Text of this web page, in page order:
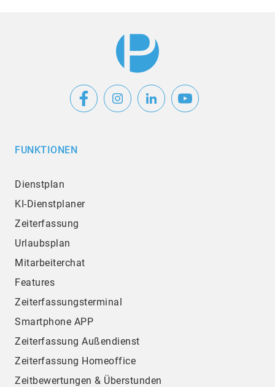
FUNKTIONEN
Dienstplan
KI-Dienstplaner
Zeiterfassung
Urlaubsplan
Mitarbeiterchat
Features
Zeiterfassungsterminal
Smartphone APP
Zeiterfassung Außendienst
Zeiterfassung Homeoffice
Zeitbewertungen & Überstunden